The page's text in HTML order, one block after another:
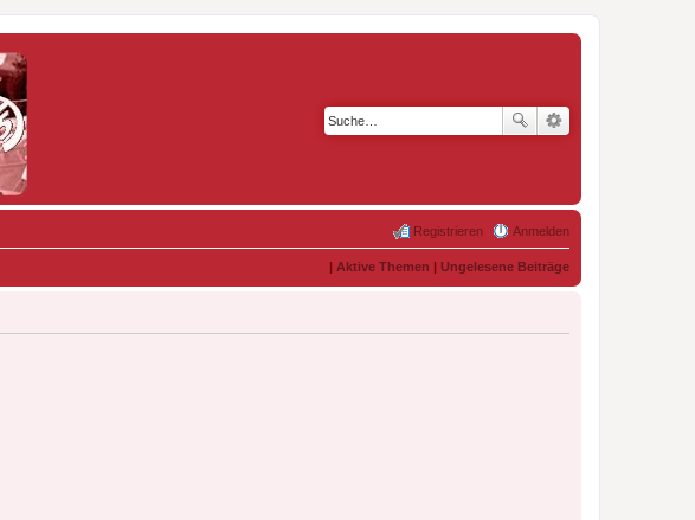
Anmelden
Registrieren
| Aktive Themen | Ungelesene Beiträge